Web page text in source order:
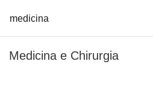
medicina
Medicina e Chirurgia